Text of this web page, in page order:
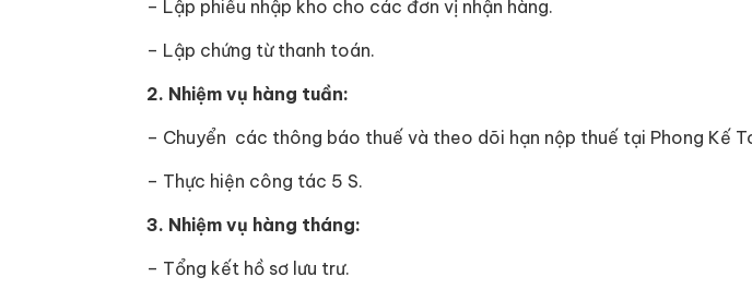
– Lập phiếu nhập kho cho các đơn vị nhận hàng.
– Lập chứng từ thanh toán.
2. Nhiệm vụ hàng tuần:
– Chuyển các thông báo thuế và theo dõi hạn nộp thuế tại Phong Kế
– Thực hiện công tác 5 S.
3. Nhiệm vụ hàng tháng:
– Tổng kết hồ sơ lưu trư.